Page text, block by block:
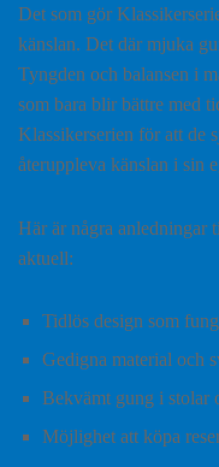
Det som gör
känslan. Det där mjuka
Tyngden och balansen i
som bara blir bättre med
Klassikerserien för att de
återuppleva känslan i sin
Här är några anledningar
aktuell:
Tidlös design som
Gedigna material och
Bekvämt gung i stolar
Möjlighet att köpa